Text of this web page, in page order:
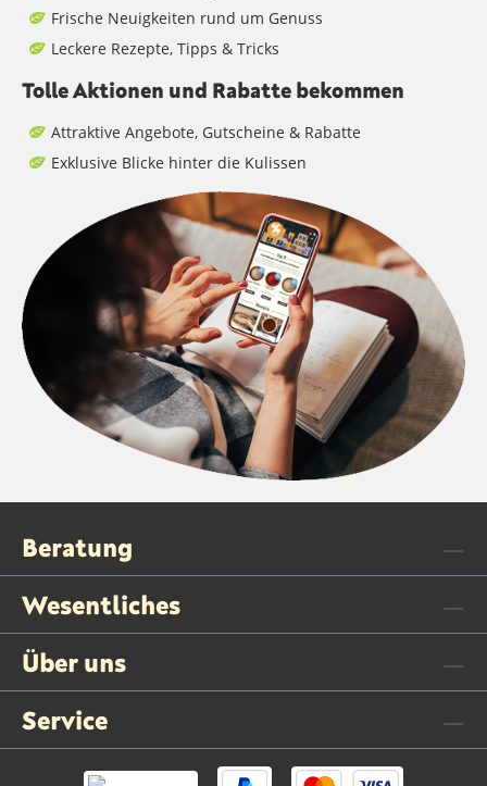
Frische Neuigkeiten rund um Genuss
Leckere Rezepte, Tipps & Tricks
Tolle Aktionen und Rabatte bekommen
Attraktive Angebote, Gutscheine & Rabatte
Exklusive Blicke hinter die Kulissen
Beratung
Wesentliches
Über uns
Service